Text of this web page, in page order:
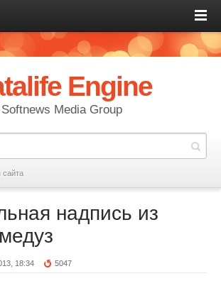
Engine
Softnews Media Group
сайта
надпись из
18:34 5047